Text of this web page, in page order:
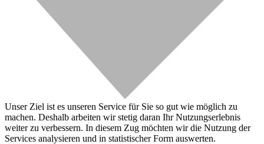
Unser Ziel ist es unseren Service für Sie so gut wie möglich zu
machen. Deshalb arbeiten wir stetig daran Ihr Nutzungserlebnis
weiter zu verbessern. In diesem Zug möchten wir die Nutzung der
Services analysieren und in statistischer Form auswerten.